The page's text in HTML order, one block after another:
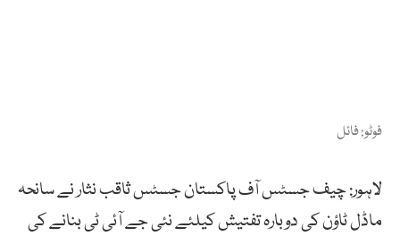
فوٹو: فائل
لاہور: چیف جسٹس آف پاکستان جسٹس ثاقب نثار نے سانحہ
ماڈل ٹاؤن کی دوبارہ تفتیش کیلئے نئی جے آئی ٹی بنانے کی